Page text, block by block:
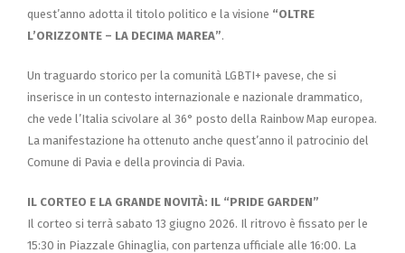
quest’anno adotta il titolo politico e la visione “OLTRE
L’ORIZZONTE – LA DECIMA MAREA”.
Un traguardo storico per la comunità LGBTI+ pavese, che si
inserisce in un contesto internazionale e nazionale drammatico,
che vede l’Italia scivolare al 36° posto della Rainbow Map europea.
La manifestazione ha ottenuto anche quest’anno il patrocinio del
Comune di Pavia e della provincia di Pavia.
IL CORTEO E LA GRANDE NOVITÀ: IL “PRIDE GARDEN”
Il corteo si terrà sabato 13 giugno 2026. Il ritrovo è fissato per le
15:30 in Piazzale Ghinaglia, con partenza ufficiale alle 16:00. La